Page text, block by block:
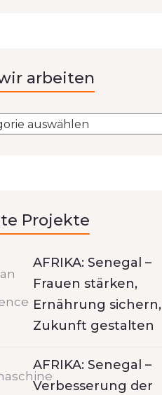
arbeiten
Projekte
AFRIKA: Senegal –
Frauen stärken,
Ernährung sichern,
Zukunft gestalten
AFRIKA: Senegal –
Verbesserung der